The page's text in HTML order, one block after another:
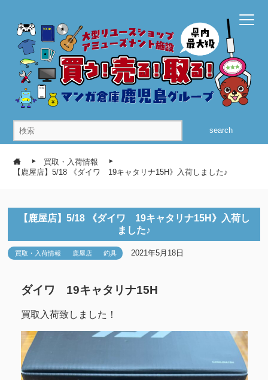
search
買取・入荷情報
【鹿屋店】5/18 《ダイワ 19キャタリナ15H》入荷しました♪
【鹿屋店】5/18 《ダイワ 19キャタリナ15H》入荷し
ました♪
買取・入荷情報 鹿屋店 釣具 2021年5月18日
ダイワ 19キャタリナ15H
買取入荷致しました！